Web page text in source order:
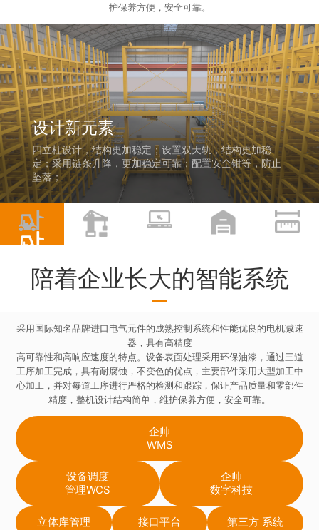
护保养方便，安全可靠。
设计新元素
四立柱设计，结构更加稳定；设置双天轨，结构更加稳
定；采用链条升降，更加稳定可靠；配置安全钳等，防止
坠落；
陪着企业长大的智能系统
采用国际知名品牌进口电气元件的成熟控制系统和性能优良的电机减速
器，具有高精度
高可靠性和高响应速度的特点。设备表面处理采用环保油漆，通过三道
工序加工完成，具有耐腐蚀，不变色的优点，主要部件采用大型加工中
心加工，并对每道工序进行严格的检测和跟踪，保证产品质量和零部件
精度，整机设计结构简单，维护保养方便，安全可靠。
企帅
WMS
设备调度
管理WCS
企帅
数字科技
立体库管理 接口平台 第三方 系统